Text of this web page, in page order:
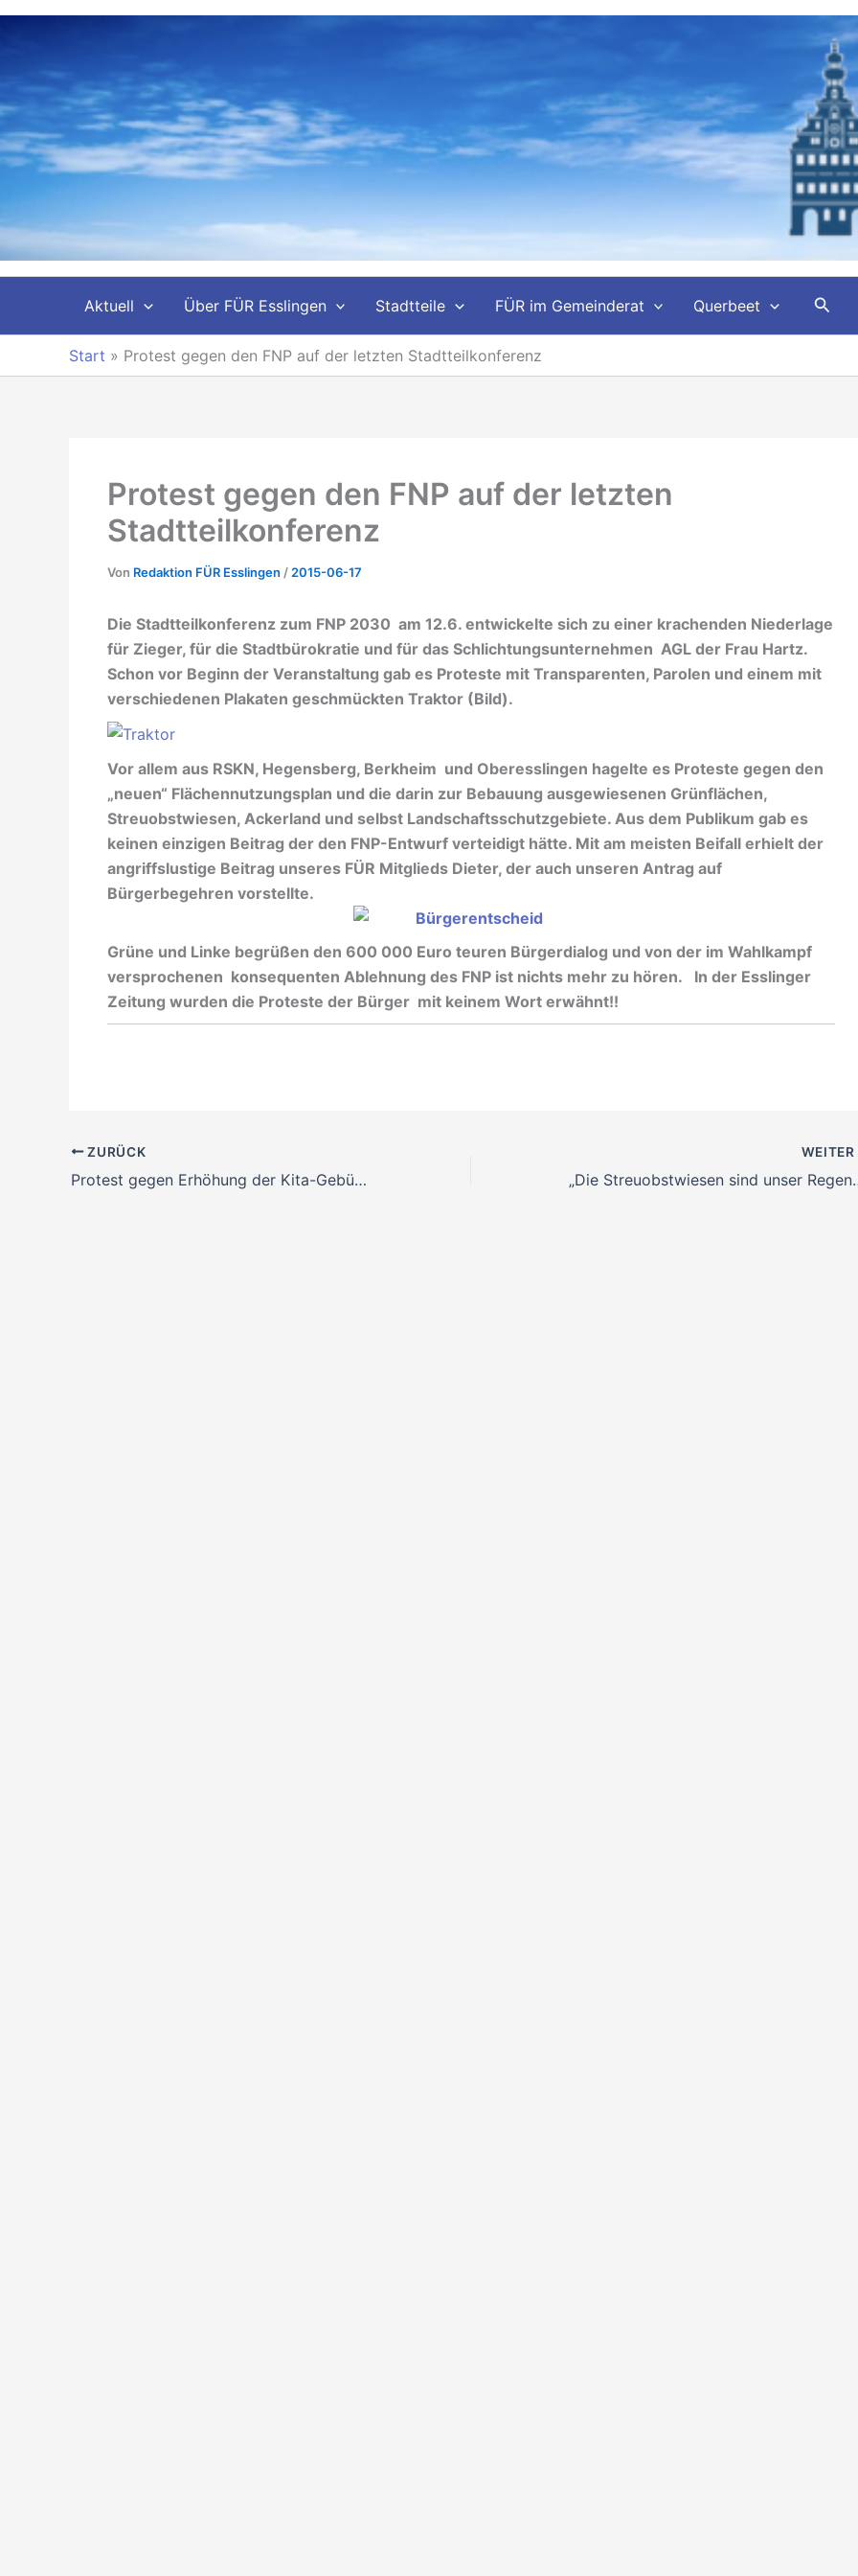
Zum
Aktuell Über FÜR Esslingen Stadtteile FÜR im Gemeinderat Querbeet
Start » Protest gegen den FNP auf der letzten Stadtteilkonferenz
Protest gegen den FNP auf der letzten
Stadtteilkonferenz
Von Redaktion FÜR Esslingen / 2015-06-17
Die Stadtteilkonferenz zum FNP 2030 am 12.6. entwickelte sich zu einer krachenden Niederlage
für Zieger, für die Stadtbürokratie und für das Schlichtungsunternehmen AGL der Frau Hartz.
Schon vor Beginn der Veranstaltung gab es Proteste mit Transparenten, Parolen und einem mit
verschiedenen Plakaten geschmückten Traktor (Bild).
Vor allem aus RSKN, Hegensberg, Berkheim und Oberesslingen hagelte es Proteste gegen den
„neuen“ Flächennutzungsplan und die darin zur Bebauung ausgewiesenen Grünflächen,
Streuobstwiesen, Ackerland und selbst Landschaftsschutzgebiete. Aus dem Publikum gab es
keinen einzigen Beitrag der den FNP-Entwurf verteidigt hätte. Mit am meisten Beifall erhielt der
angriffslustige Beitrag unseres FÜR Mitglieds Dieter, der auch unseren Antrag auf
Bürgerbegehren vorstellte.
Grüne und Linke begrüßen den 600 000 Euro teuren Bürgerdialog und von der im Wahlkampf
versprochenen konsequenten Ablehnung des FNP ist nichts mehr zu hören. In der Esslinger
Zeitung wurden die Proteste der Bürger mit keinem Wort erwähnt!!
ZURÜCK
Protest gegen Erhöhung der Kita-Gebühren
WEITER
„Die